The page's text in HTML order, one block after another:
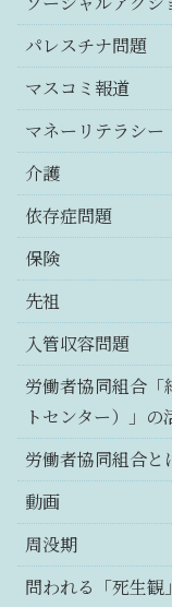
パレスチナ問題
マスコミ報道
マネーリテラシー
介護
依存症問題
保険
先祖
入管収容問題
労働者協同組合「
トセンター）」の
労働者協同組合と
動画
周没期
問われる「死生観」